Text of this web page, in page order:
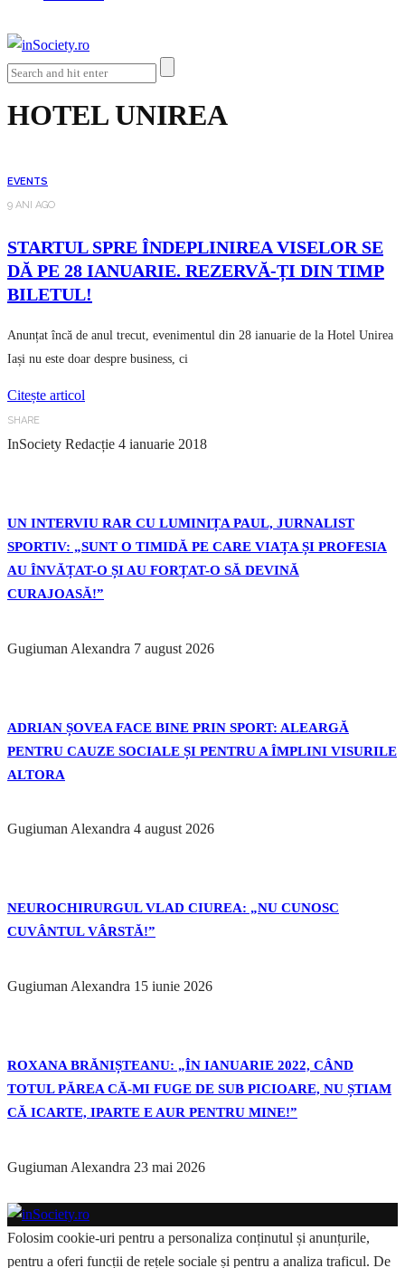
HOTEL UNIREA
EVENTS
9 ANI AGO
STARTUL SPRE ÎNDEPLINIREA VISELOR SE
DĂ PE 28 IANUARIE. REZERVĂ-ȚI DIN TIMP
BILETUL!
Anunțat încă de anul trecut, evenimentul din 28 ianuarie de la Hotel Unirea
Iași nu este doar despre business, ci
Citește articol
SHARE
InSociety Redacție 4 ianuarie 2018
UN INTERVIU RAR CU LUMINIȚA PAUL, JURNALIST
SPORTIV: „SUNT O TIMIDĂ PE CARE VIAȚA ȘI PROFESIA
AU ÎNVĂȚAT-O ȘI AU FORȚAT-O SĂ DEVINĂ
CURAJOASĂ!”
Gugiuman Alexandra 7 august 2026
ADRIAN ȘOVEA FACE BINE PRIN SPORT: ALEARGĂ
PENTRU CAUZE SOCIALE ȘI PENTRU A ÎMPLINI VISURILE
ALTORA
Gugiuman Alexandra 4 august 2026
NEUROCHIRURGUL VLAD CIUREA: „NU CUNOSC
CUVÂNTUL VÂRSTĂ!”
Gugiuman Alexandra 15 iunie 2026
ROXANA BRĂNIȘTEANU: „ÎN IANUARIE 2022, CÂND
TOTUL PĂREA CĂ-MI FUGE DE SUB PICIOARE, NU ȘTIAM
CĂ ICARTE, IPARTE E AUR PENTRU MINE!”
Gugiuman Alexandra 23 mai 2026
Folosim cookie-uri pentru a personaliza conținutul și anunțurile,
pentru a oferi funcții de rețele sociale și pentru a analiza traficul. De